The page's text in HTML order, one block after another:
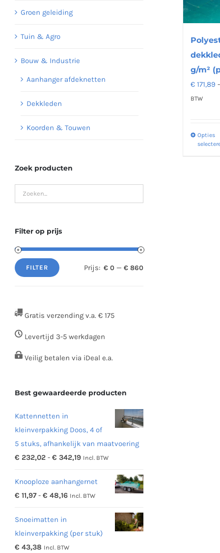
g/m²
€ 171,89 -
BTW
Opties
Groen geleiding
Tuin & Agro
Bouw & Industrie
Aanhanger afdeknetten
Dekkleden
Koorden & Touwen
Zoek producten
Filter op prijs
Min.
Max.
FILTER Prijs: € 0 —€ 860
Gratis verzending v.a. € 175
Levertijd 3-5 werkdagen
Veilig betalen via iDeal e.a.
Best gewaardeerde producten
Kattennetten in
kleinverpakking Doos, 4 of
5 stuks, afhankelijk van maatvoering
€ 232,02 - € 342,19Prijsklasse:
tot
€ 342,19
Incl. BTW
Knooploze aanhangernet
€ 11,97 - € 48,16Prijsklasse:
€ 48,16
Incl. BTW
Snoeimatten in
kleinverpakking (per stuk)
€ 43,38 Incl. BTW